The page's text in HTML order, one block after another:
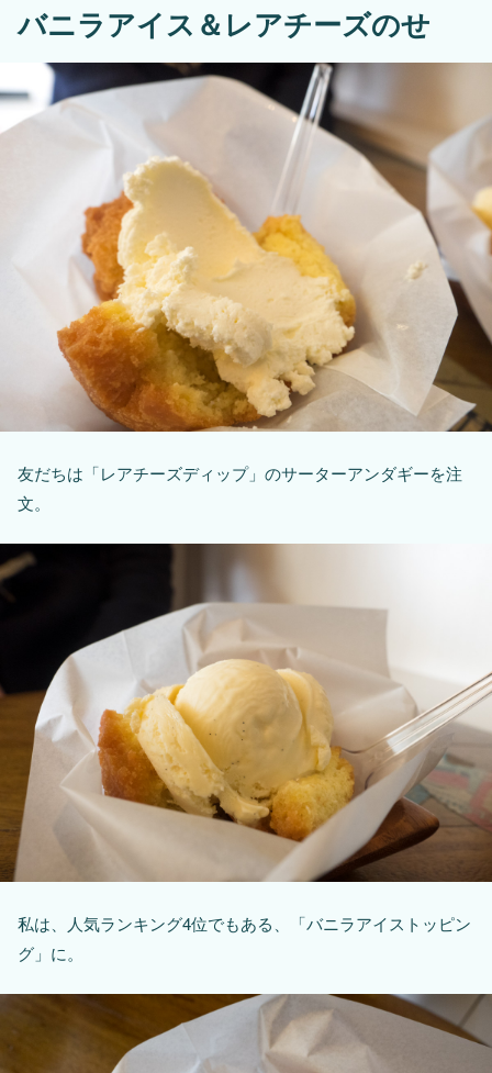
バニラアイス＆レアチーズのせ
友だちは「レアチーズディップ」のサーターアンダギーを注
文。
私は、人気ランキング4位でもある、「バニラアイストッピン
グ」に。